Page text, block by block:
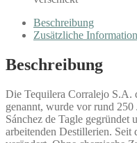
Beschreibung
Zusätzliche
Beschreibung
Die Tequilera Corralejo S.A.
genannt, wurde vor rund 250
Sánchez de Tagle gegründet
arbeitenden Destillerien. Seit